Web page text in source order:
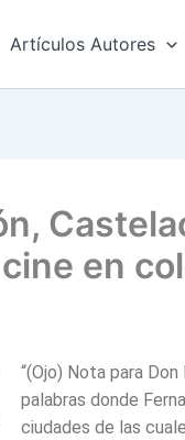
Artículos Autores
en
“(Ojo) Nota para
palabras donde
ciudades de las